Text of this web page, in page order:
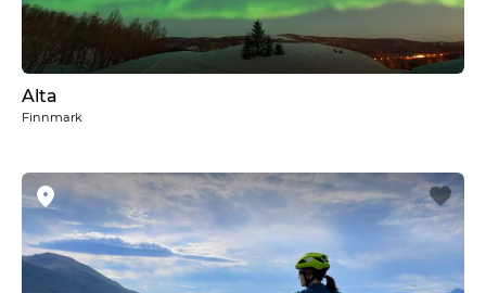
Alta
Finnmark